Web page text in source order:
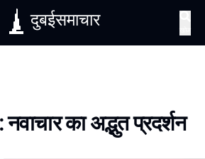
दुबईसमाचार
का अद्भुत प्रदर्शन